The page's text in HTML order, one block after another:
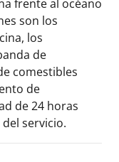
frente al océano
son los
los
de
comestibles
de
de 24 horas
servicio.